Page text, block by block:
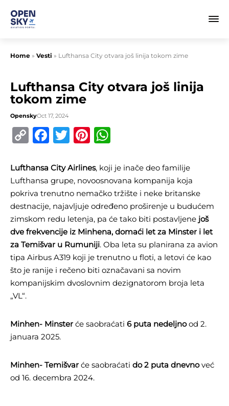
Home » Vesti » Lufthansa City otvara još linija tokom zime
Lufthansa City otvara još linija
tokom zime
OpenskyOct 17, 2024
CopyFacebook
TwitterPinterest
Lufthansa City Airlines, koji je inače deo familije
Lufthansa grupe, novoosnovana kompanija koja
pokriva trenutno nemačko tržište i neke britanske
destnacije, najavljuje određeno proširenje u budućem
zimskom redu letenja, pa će tako biti postavljene još
dve frekvencije iz Minhena, domaći let za Minster i let
za Temišvar u Rumuniji. Oba leta su planirana za avion
tipa Airbus A319 koji je trenutno u floti, a letovi će kao
što je ranije i rečeno biti označavani sa novim
kompanijskim dvoslovnim dezignatorom broja leta
„VL“.
Minhen- Minster će saobraćati 6 puta nedeljnood 2.
januara 2025.
Minhen- Temišvar će saobraćati do 2 puta dnevnoveć
od 16. decembra 2024.